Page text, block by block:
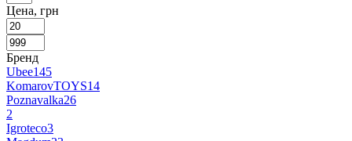
Цена, грн
Бренд
Ubee145
KomarovTOYS14
Poznavalka26
2
Igroteco3